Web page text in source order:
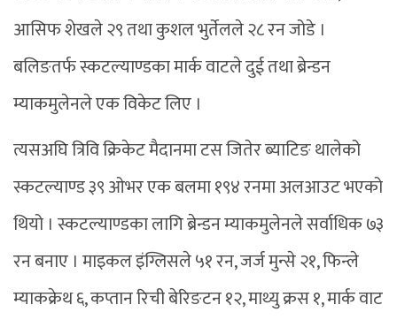
आसिफ शेखले २९ तथा कुशल भुर्तेलले २८ रन जोडे ।
बलिङतर्फ स्कटल्याण्डका मार्क वाटले दुई तथा ब्रेन्डन
म्याकमुलेनले एक विकेट लिए ।
त्यसअघि त्रिवि क्रिकेट मैदानमा टस जितेर ब्याटिङ थालेको
स्कटल्याण्ड ३९ ओभर एक बलमा १९४ रनमा अलआउट भएको
थियो । स्कटल्याण्डका लागि ब्रेन्डन म्याकमुलेनले सर्वाधिक ७३
रन बनाए । माइकल इंग्लिसले ५१ रन, जर्ज मुन्से २१, फिन्ले
म्याकक्रेथ ६, कप्तान रिची बेरिङटन १२, माथ्यु क्रस १, मार्क वाट